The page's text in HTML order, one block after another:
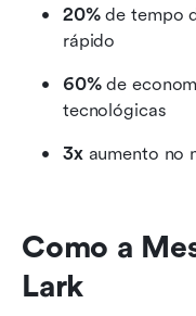
20% de tempo
rápido
60% de
tecnológicas
3x aumento no
Como a
Lark